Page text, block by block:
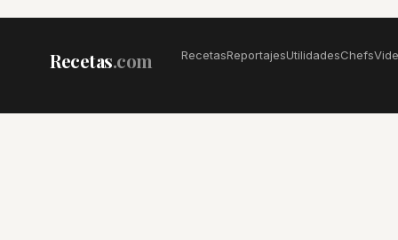
Recetas.com RecetasReportajesUtilidadesChefs